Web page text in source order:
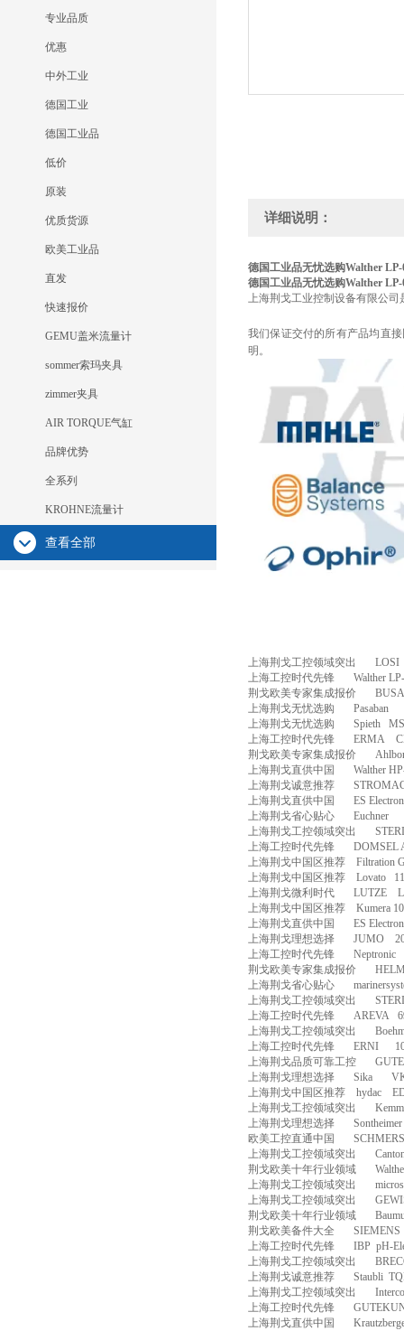
专业品质
优惠
中外工业
德国工业
德国工业品
低价
原装
优质货源
欧美工业品
直发
快速报价
GEMU盖米流量计
sommer索玛夹具
zimmer夹具
AIR TORQUE气缸
品牌优势
全系列
KROHNE流量计
查看全部
详细说明：
德国工业品无忧选购Walther LP-
德国工业品无忧选购Walther LP-
上海荆戈工业控制设备有限公
我们保证交付的所有产品均直
明。
上海荆戈工控领域突出
LOSI
上海工控时代先锋
Walther
荆戈欧美专家集成报价
上海荆戈无忧选购
Pasaban
上海荆戈无忧选购
Spieth
上海工控时代先锋
ERMA
荆戈欧美专家集成报价
上海荆戈直供中国
Walther
上海荆戈诚意推荐
上海荆戈直供中国
ES
上海荆戈省心贴心
Euchner
上海荆戈工控领域突出
上海工控时代先锋
DOMSEL
上海荆戈中国区推荐
Filtration
上海荆戈中国区推荐
Lovato
上海荆戈微利时代
LUTZE
上海荆戈中国区推荐
Kumera
上海荆戈直供中国
ES
上海荆戈理想选择
JUMO
上海工控时代先锋
Neptronic
荆戈欧美专家集成报价
上海荆戈省心贴心
上海荆戈工控领域突出
上海工控时代先锋
AREVA
上海荆戈工控领域突出
上海工控时代先锋
ERNI
上海荆戈品质可靠工控
上海荆戈理想选择
Sika
上海荆戈中国区推荐
hydac
上海荆戈工控领域突出
上海荆戈理想选择
Sontheimer
欧美工控直通中国
上海荆戈工控领域突出
荆戈欧美十年行业领域
上海荆戈工控领域突出
上海荆戈工控领域突出
荆戈欧美十年行业领域
荆戈欧美备件大全
SIEMENS
上海工控时代先锋
IBP pH-
上海荆戈工控领域突出
上海荆戈诚意推荐
Staubli
上海荆戈工控领域突出
上海工控时代先锋
上海荆戈直供中国